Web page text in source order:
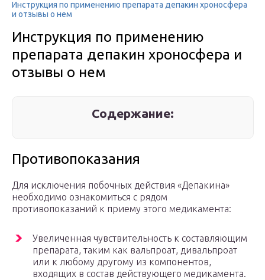
Инструкция по применению препарата депакин хроносфера
и отзывы о нем
Инструкция по применению
препарата депакин хроносфера и
отзывы о нем
Содержание:
Противопоказания
Для исключения побочных действия «Депакина»
необходимо ознакомиться с рядом
противопоказаний к приему этого медикамента:
Увеличенная чувствительность к составляющим
препарата, таким как вальпроат, дивальпроат
или к любому другому из компонентов,
входящих в состав действующего медикамента.